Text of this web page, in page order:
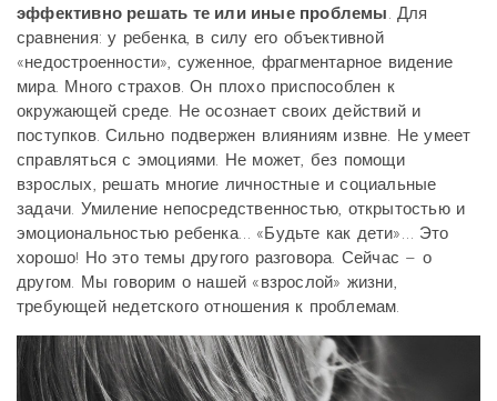
эффективно решать те или иные проблемы. Для
сравнения: у ребенка, в силу его объективной
«недостроенности», суженное, фрагментарное видение
мира. Много страхов. Он плохо приспособлен к
окружающей среде. Не осознает своих действий и
поступков. Сильно подвержен влияниям извне. Не умеет
справляться с эмоциями. Не может, без помощи
взрослых, решать многие личностные и социальные
задачи. Умиление непосредственностью, открытостью и
эмоциональностью ребенка… «Будьте как дети»… Это
хорошо! Но это темы другого разговора. Сейчас – о
другом. Мы говорим о нашей «взрослой» жизни,
требующей недетского отношения к проблемам.